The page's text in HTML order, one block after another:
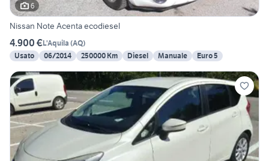
6
Nissan Note Acenta ecodiesel
4.900 €L'Aquila (AQ)
Usato
06/2014 250000 Km Diesel Manuale Euro 5